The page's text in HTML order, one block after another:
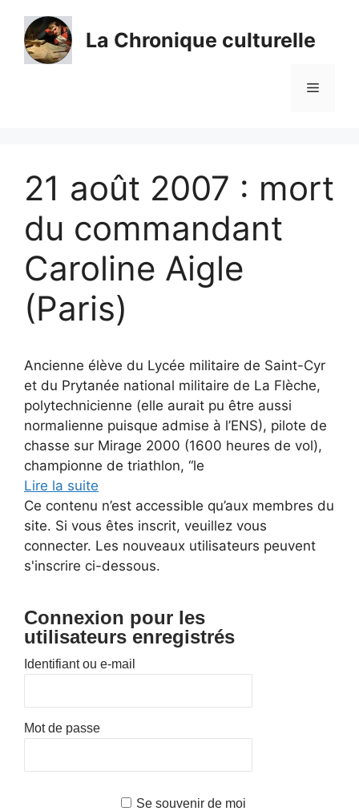
contenu
La Chronique culturelle
Menu
21 août 2007 : mort
du commandant
Caroline Aigle
(Paris)
Ancienne élève du Lycée militaire de Saint-Cyr
et du Prytanée national militaire de La Flèche,
polytechnicienne (elle aurait pu être aussi
normalienne puisque admise à l’ENS), pilote de
chasse sur Mirage 2000 (1600 heures de vol),
championne de triathlon, “le
Lire la suite
Ce contenu n’est accessible qu’aux membres du
site. Si vous êtes inscrit, veuillez vous
connecter. Les nouveaux utilisateurs peuvent
s'inscrire ci-dessous.
Connexion pour les
utilisateurs enregistrés
Identifiant ou e-mail
Mot de passe
Se souvenir de moi